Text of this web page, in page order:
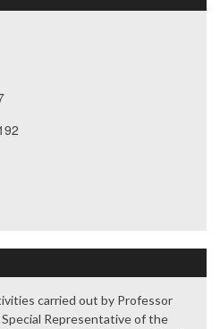
carried out by Professor
Representative of the